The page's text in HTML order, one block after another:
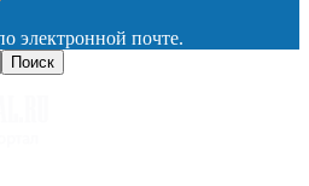
электронной почте.